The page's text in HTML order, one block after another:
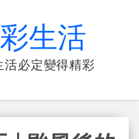
生活
必定變得精彩